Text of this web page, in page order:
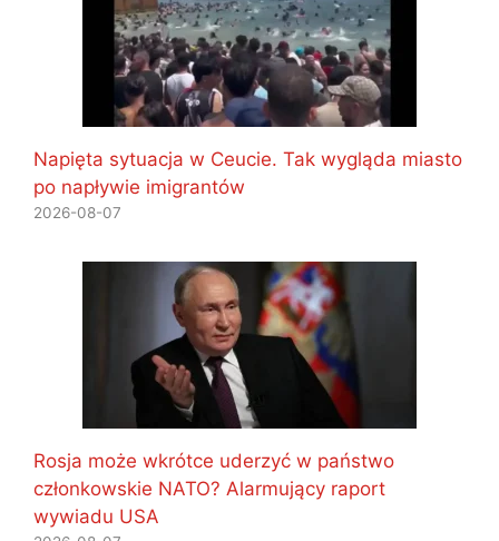
Napięta sytuacja w Ceucie. Tak wygląda miasto
po napływie imigrantów
2026-08-07
Rosja może wkrótce uderzyć w państwo
członkowskie NATO? Alarmujący raport
wywiadu USA